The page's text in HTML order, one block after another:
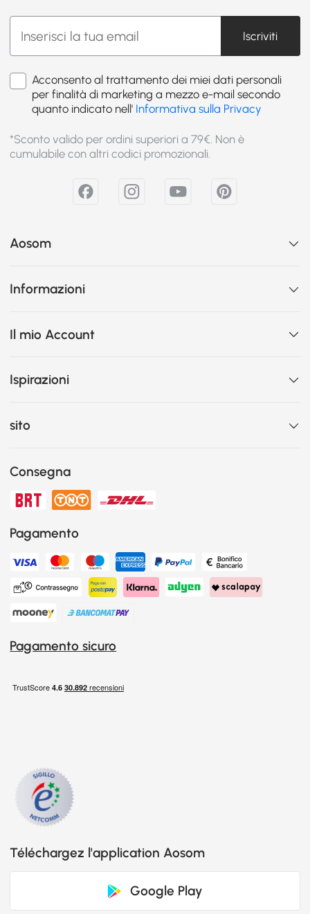
Iscriviti
Acconsento al trattamento dei miei dati personali
per finalità di marketing a mezzo e-mail secondo
quanto indicato nell' Informativa sulla Privacy
*Sconto valido per ordini superiori a 79€. Non è
cumulabile con altri codici promozionali.
Aosom
Informazioni
Il mio Account
Ispirazioni
sito
Consegna
Pagamento
Pagamento sicuro
Téléchargez l'application Aosom
Google Play